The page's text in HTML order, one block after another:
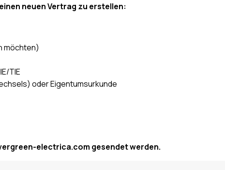
neuen Vertrag zu erstellen:
möchten)
TIE
oder Eigentumsurkunde
electrica.com gesendet werden.